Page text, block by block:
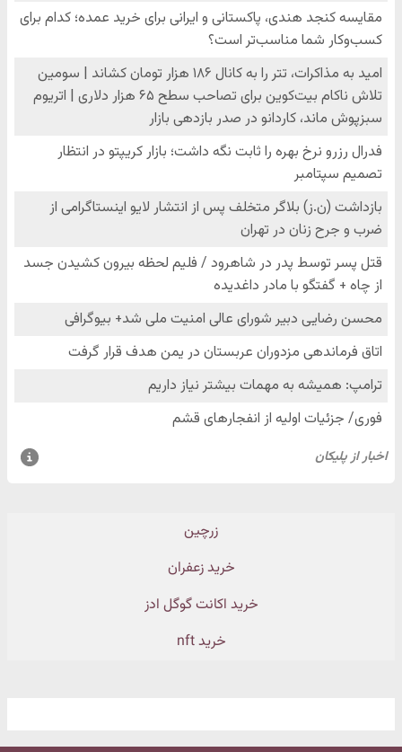
زرچین
خرید زعفران
خرید اکانت گوگل ادز
خرید nft